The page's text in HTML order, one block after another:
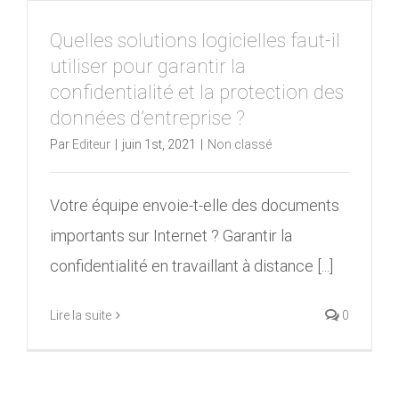
Quelles solutions logicielles faut-il
utiliser pour garantir la
confidentialité et la protection des
données d’entreprise ?
Par Editeur juin 1st, 2021 Non classé
Votre équipe envoie-t-elle des documents
importants sur Internet ? Garantir la
confidentialité en travaillant à distance [...]
Lire la suite 0